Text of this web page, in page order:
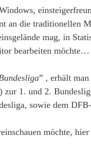
an die traditionellen
mag, in
bearbeiten
” , erhält
1. und 2.
sowie dem
möchte,